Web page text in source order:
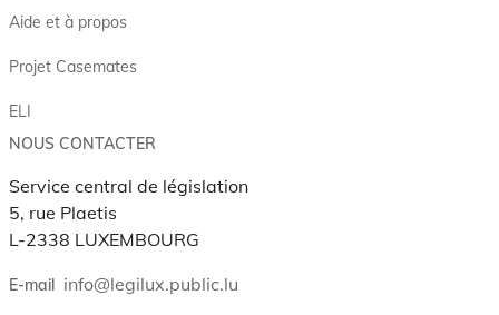
Aide et à propos
Projet Casemates
ELI
NOUS CONTACTER
Service central de législation
5, rue Plaetis
L-2338 LUXEMBOURG
E-mail info@legilux.public.lu